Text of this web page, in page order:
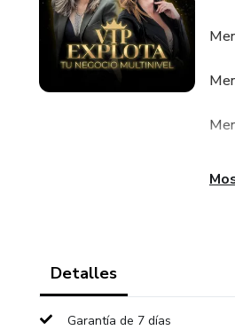
Y
La
Detalles
Garantía de 7 días